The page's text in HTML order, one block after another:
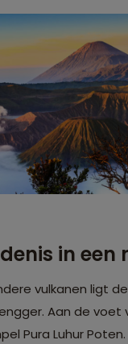
in een
vulkanen ligt
Aan de voet
Pura Luhur Poten.